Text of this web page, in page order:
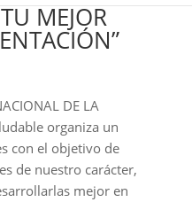
MEJOR
DE LA
organiza un
con el objetivo de
de nuestro carácter,
mejor en